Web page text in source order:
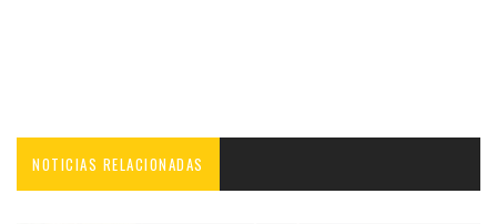
NOTICIAS RELACIONADAS